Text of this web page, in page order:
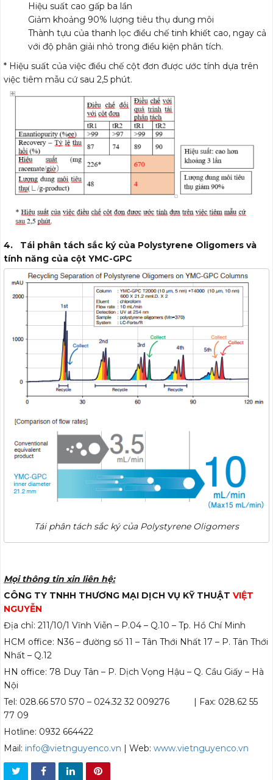
Hiệu suất cao gấp ba lần
Giảm khoảng 90% lượng tiêu thụ dung môi
Thành tựu của thanh lọc điều chế tinh khiết cao, ngay cả
với độ phân giải nhỏ trong điều kiện phân tích.
* Hiệu suất của việc điều chế cột đơn được ước tính dựa trên
việc tiêm mẫu cứ sau 2,5 phút.
4. Tái phân tách sắc ký của Polystyrene Oligomers và
tính năng của cột YMC-GPC
Tái phân tách sắc ký của Polystyrene Oligomers
Mọi thông tin xin liên hệ:
CÔNG TY TNHH THƯƠNG MẠI DỊCH VỤ KỸ THUẬT VIỆT
NGUYỄN
Địa chỉ: 211/10/1 Vĩnh Viễn – P.04 – Q.10 – Tp. Hồ Chí Minh
HCM office: N36 – đường số 11 – Tân Thới Nhất 17 – P. Tân Thới
Nhất – Q.12
HN office: 78 Duy Tân – P. Dịch Vọng Hậu – Q. Cầu Giấy – Hà
Nội
Tel: 028.66 570 570 – 024.32 32 009276 | Fax: 028.62 55
77 09
Hotline: 0932 664422
Mail: info@vietnguyenco.vn | Web: www.vietnguyenco.vn